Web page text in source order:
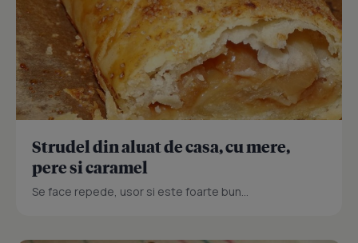
Strudel din aluat de casa, cu mere,
pere si caramel
Se face repede, usor si este foarte bun...